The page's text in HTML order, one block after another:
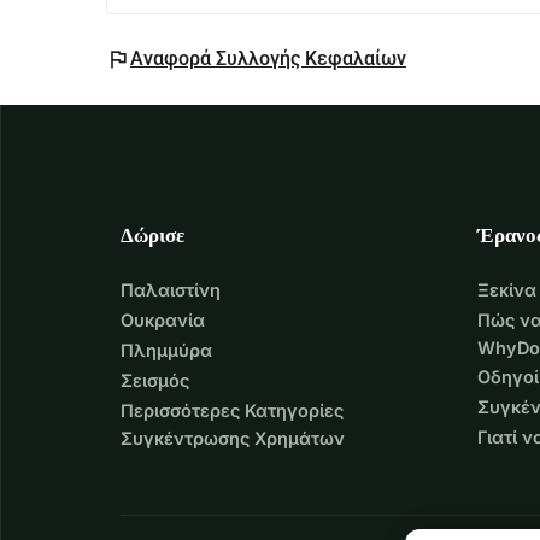
flagΑναφορά Συλλογής Κεφαλαίων
Δώρισε
Παλαιστίνη
Ουκρανία
Πλημμύρα
Σεισμός
Περισσότερες Κατηγορίες
Συγκέντρωσης Χρημάτων
Πώς να
Γιατί